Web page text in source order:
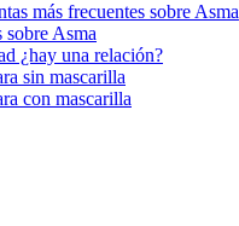
más frecuentes sobre Asma
sobre Asma
¿hay una relación?
sin mascarilla
con mascarilla